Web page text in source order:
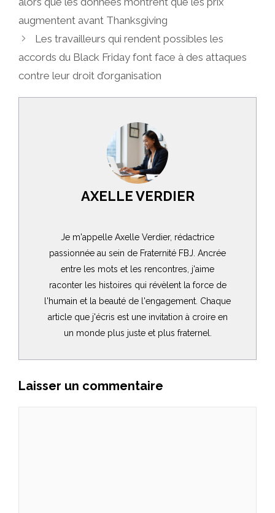
augmentent avant Thanksgiving
Les travailleurs qui rendent possibles les
accords du Black Friday font face à des attaques
contre leur droit d’organisation
AXELLE VERDIER
Je m'appelle Axelle Verdier, rédactrice
passionnée au sein de Fraternité FBJ. Ancrée
entre les mots et les rencontres, j'aime
raconter les histoires qui révèlent la force de
l'humain et la beauté de l'engagement. Chaque
article que j'écris est une invitation à croire en
un monde plus juste et plus fraternel.
Laisser un commentaire